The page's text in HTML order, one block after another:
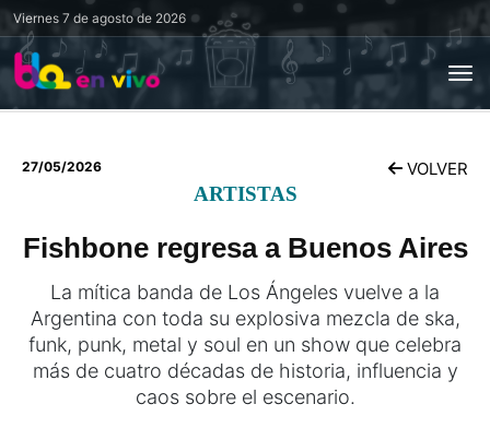
Viernes 7 de agosto de 2026
27/05/2026 VOLVER
ARTISTAS
Fishbone regresa a Buenos Aires
La mítica banda de Los Ángeles vuelve a la
Argentina con toda su explosiva mezcla de ska,
funk, punk, metal y soul en un show que celebra
más de cuatro décadas de historia, influencia y
caos sobre el escenario.